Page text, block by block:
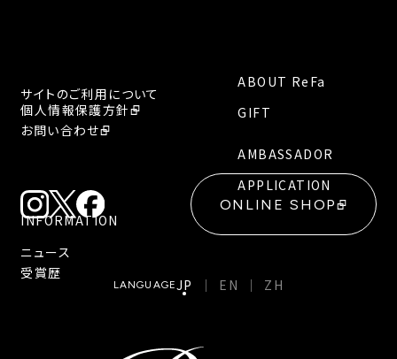
INFORMATION
ニュース
受賞歴
ABOUT ReFa
GIFT
AMBASSADOR
APPLICATION
サイトのご利用について
個人情報保護方針
お問い合わせ
ONLINE SHOP
LANGUAGEJP EN ZH